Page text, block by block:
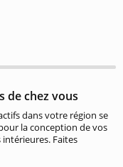
de chez vous
dans votre région se
la conception de vos
Faites